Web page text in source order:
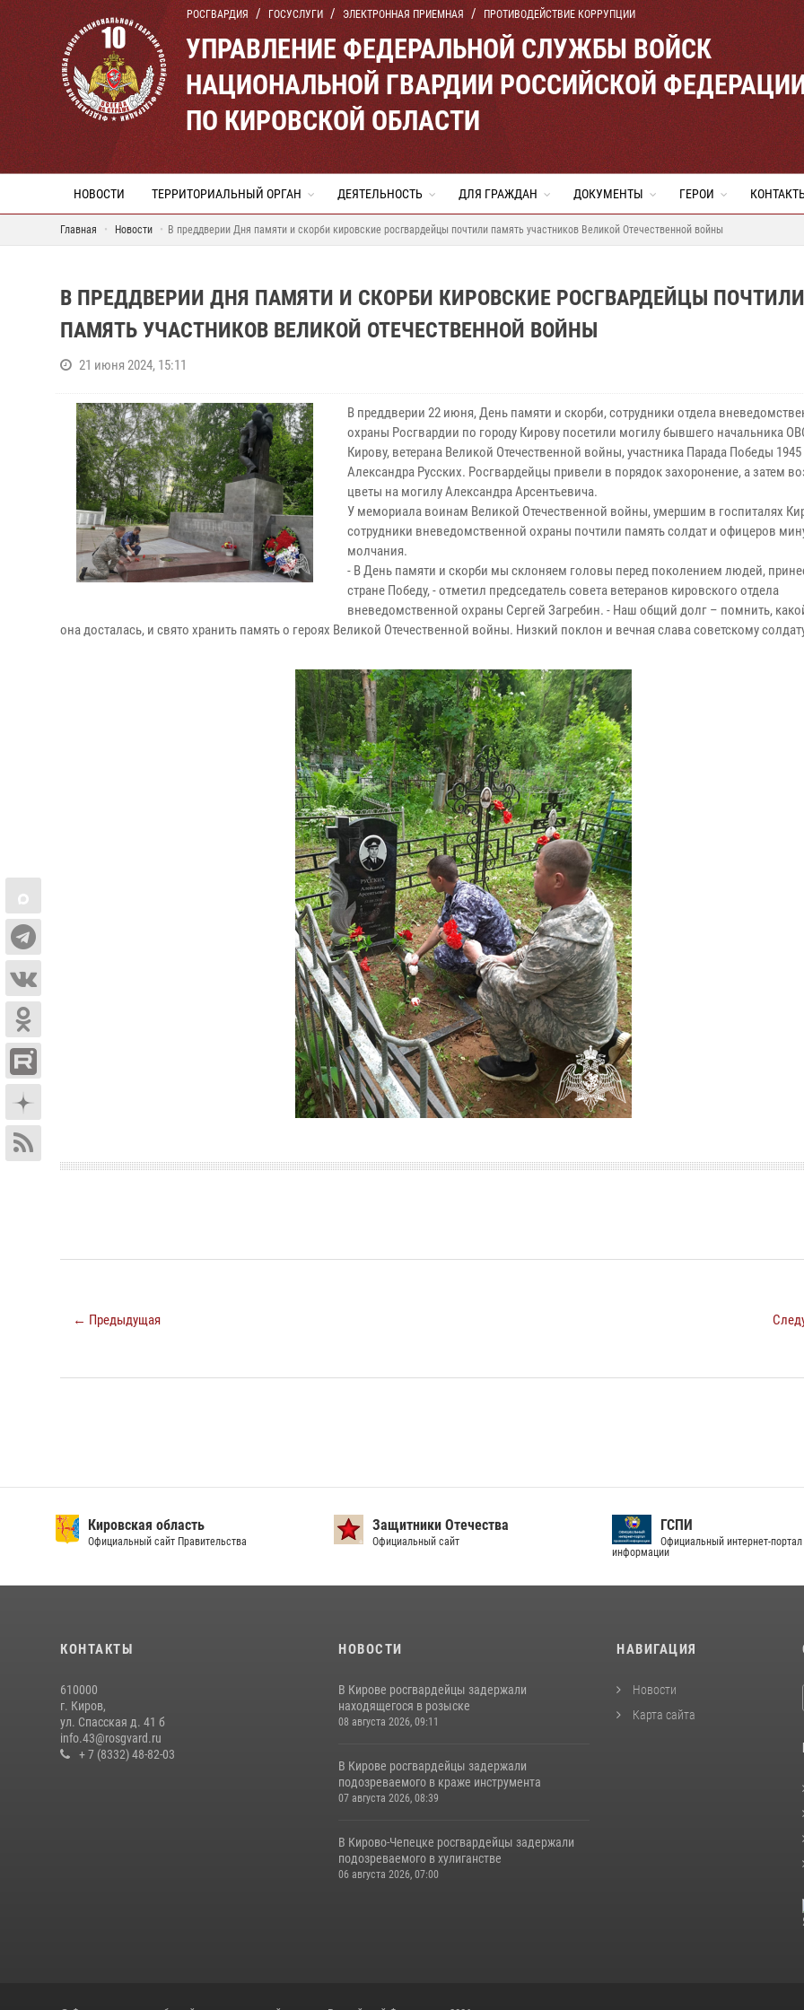
РОСГВАРДИЯ ГОСУСЛУГИ ЭЛЕКТРОННАЯ ПРИЕМНАЯ ПРОТИВОДЕЙСТВИЕ КОРРУПЦИИ
УПРАВЛЕНИЕ ФЕДЕРАЛЬНОЙ СЛУЖБЫ ВОЙСК
НАЦИОНАЛЬНОЙ ГВАРДИИ РОССИЙСКОЙ
ПО КИРОВСКОЙ ОБЛАСТИ
НОВОСТИ ТЕРРИТОРИАЛЬНЫЙ ОРГАН ДЕЯТЕЛЬНОСТЬ ДЛЯ ГРАЖДАН ДОКУМЕНТЫ ГЕРОИ
Главная Новости В преддверии Дня памяти и скорби кировские росгвардейцы почтили память участников Великой Отечественной войны
В ПРЕДДВЕРИИ ДНЯ ПАМЯТИ И СКОРБИ КИРОВСКИЕ РОСГВАРДЕЙЦЫ ПОЧТИЛИ
ПАМЯТЬ УЧАСТНИКОВ ВЕЛИКОЙ ОТЕЧЕСТВЕННОЙ ВОЙНЫ
21 июня 2024, 15:11
В преддверии 22 июня, День памяти и скорби, сотрудники отдела
охраны Росгвардии по городу Кирову посетили могилу бывшего начальника
Кирову, ветерана Великой Отечественной войны, участника Парада Победы 1945
Александра Русских. Росгвардейцы привели в порядок захоронение, а затем
цветы на могилу Александра Арсентьевича.
У мемориала воинам Великой Отечественной войны, умершим в госпиталях
сотрудники вневедомственной охраны почтили память солдат и офицеров
молчания.
- В День памяти и скорби мы склоняем головы перед поколением людей,
стране Победу, - отметил председатель совета ветеранов кировского отдела
вневедомственной охраны Сергей Загребин. - Наш общий долг – помнить,
она досталась, и свято хранить память о героях Великой Отечественной войны. Низкий поклон и вечная слава советскому
← Предыдущая
Кировская область
Официальный сайт Правительства
Защитники Отечества
Официальный сайт
ГСПИ
Официальный интернет-
информации
КОНТАКТЫ
610000
г. Киров,
ул. Спасская д. 41 б
info.43@rosgvard.ru
+ 7 (8332) 48-82-03
НОВОСТИ
В Кирове росгвардейцы задержали
находящегося в розыске
08 августа 2026, 09:11
В Кирове росгвардейцы задержали
подозреваемого в краже инструмента
07 августа 2026, 08:39
В Кирово-Чепецке росгвардейцы задержали
подозреваемого в хулиганстве
06 августа 2026, 07:00
НАВИГАЦИЯ
Новости
Карта сайта